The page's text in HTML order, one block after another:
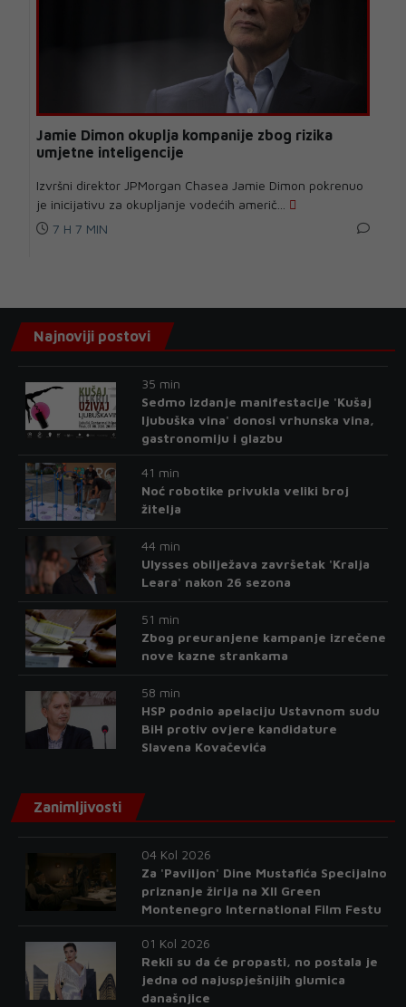
Jamie Dimon okuplja kompanije zbog rizika
umjetne inteligencije
Izvršni direktor JPMorgan Chasea Jamie Dimon pokrenuo
je inicijativu za okupljanje vodećih američ...
7 H 7 MIN
Najnoviji postovi
35 min
Sedmo izdanje manifestacije 'Kušaj
ljubuška vina' donosi vrhunska vina,
gastronomiju i glazbu
41 min
Noć robotike privukla veliki broj
žitelja
44 min
Ulysses obilježava završetak 'Kralja
Leara' nakon 26 sezona
51 min
Zbog preuranjene kampanje izrečene
nove kazne strankama
58 min
HSP podnio apelaciju Ustavnom sudu
BiH protiv ovjere kandidature
Slavena Kovačevića
Zanimljivosti
04 Kol 2026
Za 'Paviljon' Dine Mustafića Specijalno
priznanje žirija na XII Green
Montenegro International Film Festu
01 Kol 2026
Rekli su da će propasti, no postala je
jedna od najuspješnijih glumica
današnjice